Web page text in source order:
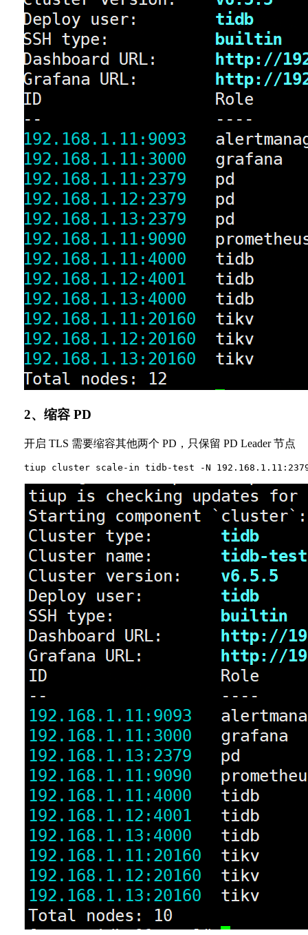
2、缩容 PD
开启 TLS 需要缩容其他两个 PD，只保留 PD Leader 节点